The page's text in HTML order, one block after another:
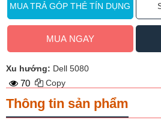
MUA TRẢ GÓP THẺ TÍN DỤNG
MUA NGAY
Xu hướng: Dell 5080
70 Copy
Thông tin sản phẩm